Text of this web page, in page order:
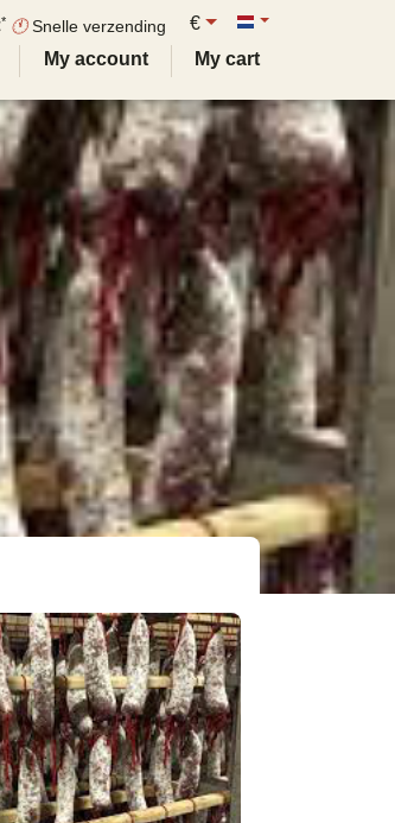
* 🕚Snelle verzending
€
My account My cart